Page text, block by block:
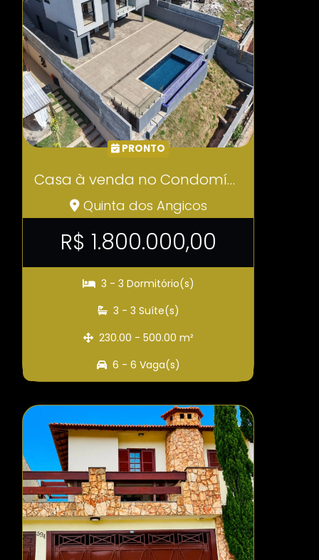
PRONTO
Casa à venda no Condomínio Lago do Sol – Cotia/SP COD632
Quinta dos Angicos
R$ 1.800.000,00
3 - 3 Dormitório(s)
3 - 3 Suíte(s)
230.00 - 500.00 m²
6 - 6 Vaga(s)